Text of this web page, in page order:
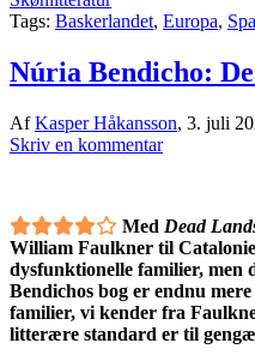
Tags: Baskerlandet, Europa,
Núria Bendicho:
AfKasper Håkansson, 3. juli
Skriv en kommentar
Med Dead
William Faulkner til
dysfunktionelle familier, men
Bendichos bog er endnu
familier, vi kender fra
litterære standard er til